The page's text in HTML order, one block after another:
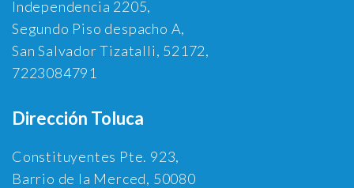
Independencia 2205,
Segundo Piso despacho A,
San Salvador Tizatalli, 52172,
7223084791
Dirección Toluca
Constituyentes Pte. 923,
Barrio de la Merced, 50080